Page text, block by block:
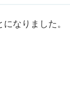
なりました。